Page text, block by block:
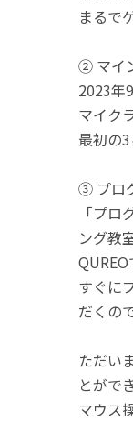
まるで
② マイ
2023年
マイク
最初の
③ プロ
「プ
ング教
すぐに
だくの
ただい
とがで
マウス